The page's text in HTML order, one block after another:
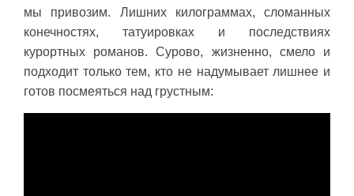
мы привозим. Лишних килограммах, сломанных
конечностях, татуировках и последствиях
курортных романов. Сурово, жизненно, смело и
подходит только тем, кто не надумывает лишнее и
готов посмеяться над грустным: